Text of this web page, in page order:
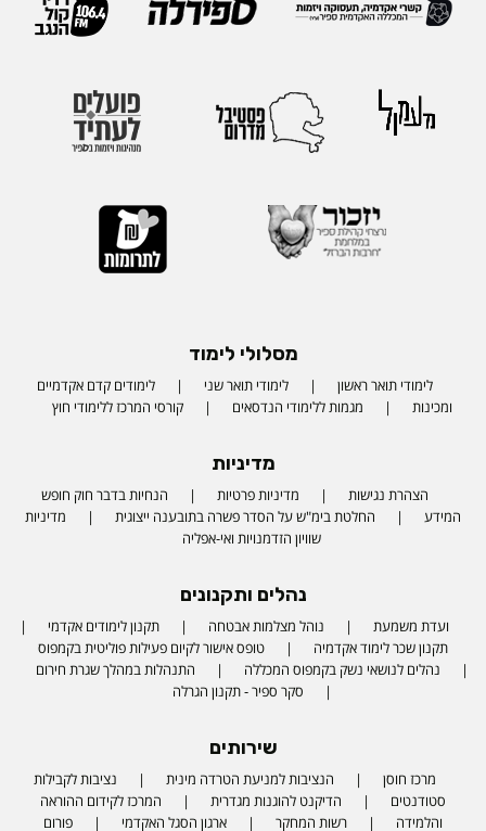
מסלולי לימוד
לימודי תואר ראשון לימודי תואר שני
לימודים קדם אקדמיים
ומכינות
מגמות ללימודי הנדסאים קורסי המרכז ללימודי חוץ
מדיניות
הצהרת נגישות מדיניות פרטיות
הנחיות בדבר חוק חופש
המידע
החלטת בימ"ש על הסדר פשרה בתובענה ייצוגית
מדיניות
שוויון הזדמנויות ואי-אפליה
נהלים ותקנונים
ועדת משמעת נוהל מצלמות אבטחה
תקנון לימודים אקדמי
תקנון שכר לימוד אקדמיה
טופס אישור לקיום פעילות פוליטית בקמפוס
נהלים לנושאי נשק בקמפוס המכללה
התנהלות במהלך שגרת חירום
סקר ספיר - תקנון הגרלה
שירותים
מרכז חוסן הנציבות למניעת הטרדה מינית
נציבות לקבילות
סטודנטים
הדיקנט להוגנות מגדרית
המרכז לקידום ההוראה
והלמידה
רשות המחקר ארגון הסגל האקדמי פורום